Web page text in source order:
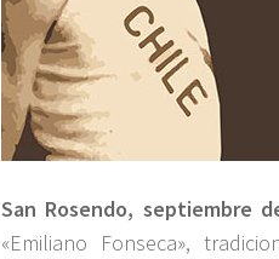
San Rosendo, septiembre
«Emiliano Fonseca»,